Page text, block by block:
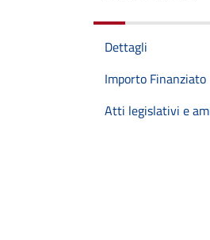
Dettagli
Importo Finanziato
Atti legislativi e